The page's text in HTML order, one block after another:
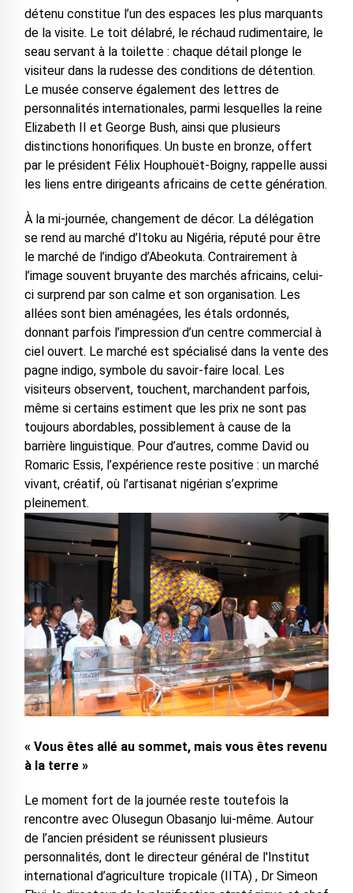
détenu constitue l’un des espaces les plus marquants
de la visite. Le toit délabré, le réchaud rudimentaire, le
seau servant à la toilette : chaque détail plonge le
visiteur dans la rudesse des conditions de détention.
Le musée conserve également des lettres de
personnalités internationales, parmi lesquelles la reine
Elizabeth II et George Bush, ainsi que plusieurs
distinctions honorifiques. Un buste en bronze, offert
par le président Félix Houphouët-Boigny, rappelle aussi
les liens entre dirigeants africains de cette génération.
À la mi-journée, changement de décor. La délégation
se rend au marché d’Itoku au Nigéria, réputé pour être
le marché de l’indigo d’Abeokuta. Contrairement à
l’image souvent bruyante des marchés africains, celui-
ci surprend par son calme et son organisation. Les
allées sont bien aménagées, les étals ordonnés,
donnant parfois l’impression d’un centre commercial à
ciel ouvert. Le marché est spécialisé dans la vente des
pagne indigo, symbole du savoir-faire local. Les
visiteurs observent, touchent, marchandent parfois,
même si certains estiment que les prix ne sont pas
toujours abordables, possiblement à cause de la
barrière linguistique. Pour d’autres, comme David ou
Romaric Essis, l’expérience reste positive : un marché
vivant, créatif, où l’artisanat nigérian s’exprime
pleinement.
« Vous êtes allé au sommet, mais vous êtes revenu
à la terre »
Le moment fort de la journée reste toutefois la
rencontre avec Olusegun Obasanjo lui-même. Autour
de l’ancien président se réunissent plusieurs
personnalités, dont le directeur général de l'Institut
international d’agriculture tropicale (IITA) , Dr Simeon